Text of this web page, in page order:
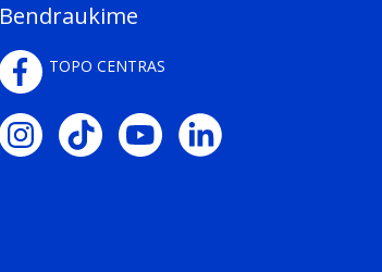
Bendraukime
TOPO CENTRAS